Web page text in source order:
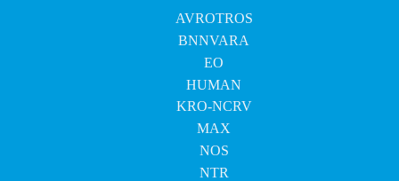
AVROTROS
BNNVARA
EO
HUMAN
KRO-NCRV
MAX
NOS
NTR